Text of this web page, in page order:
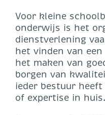
Voor kleine
onderwijs is het
dienstverlening
het vinden van
het maken van
borgen van
ieder bestuur
of expertise in huis.